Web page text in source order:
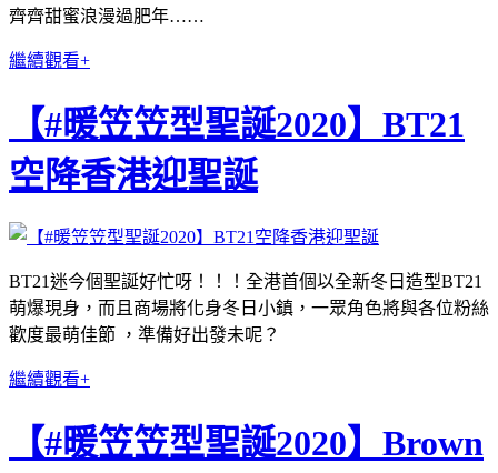
齊齊甜蜜浪漫過肥年……
繼續觀看+
【#暖笠笠型聖誕2020】BT21
空降香港迎聖誕
BT21迷今個聖誕好忙呀！！！全港首個以全新冬日造型BT21
萌爆現身，而且商場將化身冬日小鎮，一眾角色將與各位粉絲
歡度最萌佳節 ，準備好出發未呢？
繼續觀看+
【#暖笠笠型聖誕2020】Brown